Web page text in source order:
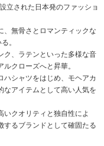
立された日本発のファッショ
、無骨さとロマンティックな
。
ク、ラテンといった多様な音
クローズへと昇華。
シャツをはじめ、モヘアカ
なアイテムとして高い人気を
クオリティと独自性によ
するブランドとして確固たる